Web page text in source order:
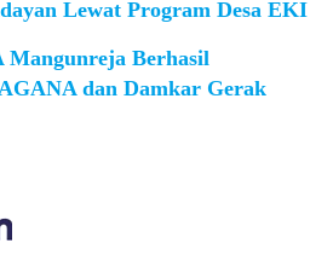
Lewat Program Desa EKI
Mangunreja Berhasil
dan Damkar Gerak